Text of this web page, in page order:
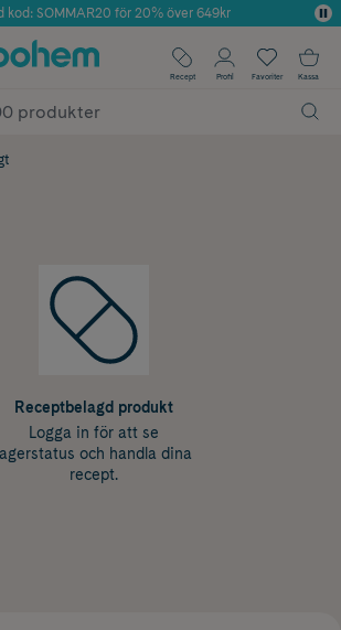
kod: SOMMAR20 för 20% över 649kr
✓ Fri frakt
✓ Poäng på alla köp*
Recept Profil Favoriter Kassa
Receptbelagd produkt
Logga in för att se
lagerstatus och handla dina
recept.